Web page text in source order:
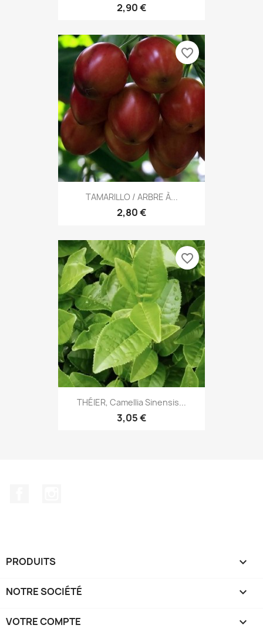
2,90 €
TAMARILLO / ARBRE À...
2,80 €
favorite_border
THÉIER, Camellia Sinensis...
3,05 €
favorite_border
PRODUITS 
NOTRE SOCIÉTÉ 
VOTRE COMPTE 